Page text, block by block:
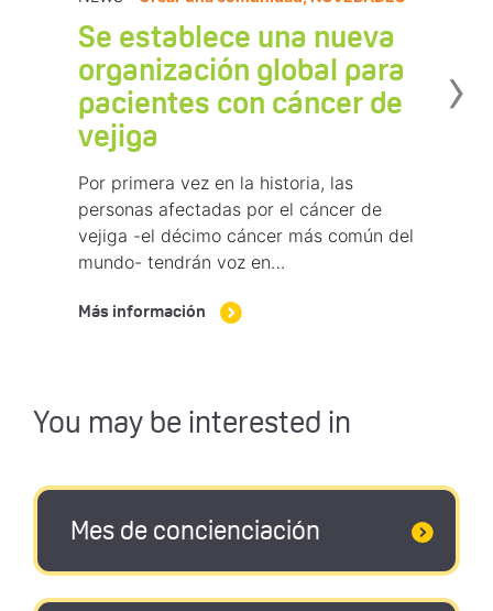
Se establece una nueva
organización global para
pacientes con cáncer de
vejiga
Por primera vez en la historia, las
personas afectadas por el cáncer de
vejiga -el décimo cáncer más común del
mundo- tendrán voz en…
Más información
›
You may be interested in
Mes de concienciación